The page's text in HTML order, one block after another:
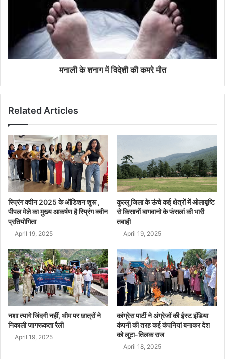
मनाली के शनाग में विदेशी की कमरे मौत
Related Articles
स्प्रिंग क्वीन 2025 के ऑडिशन शुरू ,
पीपल मेले का मुख्य आकर्षण है स्प्रिंग क्वीन
प्रतियोगिता
April 19, 2025
कुल्लू जिला के ऊंचे कई क्षेत्रों में ओलाबृष्टि
से किसानों बागवानो के फंसलां की भारी
तबाही
April 19, 2025
नशा त्यागे जिंदगी नहीं, थीम पर छात्रों ने
निकाली जागरूकता रैली
April 19, 2025
कांग्रेस पार्टी ने अंग्रेजों की ईस्ट इंडिया
कंपनी की तरह कई कंपनियां बनाकर देश
को लूटा-तिलक राज
April 18, 2025